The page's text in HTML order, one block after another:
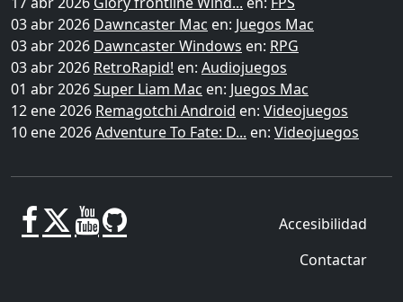
03 abr 2026 Dawncaster Mac en: Juegos Mac
03 abr 2026 Dawncaster Windows en: RPG
03 abr 2026 RetroRapid! en: Audiojuegos
01 abr 2026Super Liam Mac en: Juegos Mac
12 ene 2026 Remagotchi Android en: Videojuegos
10 ene 2026Adventure To Fate: D... en: Videojuegos
Accesibilidad
Contactar